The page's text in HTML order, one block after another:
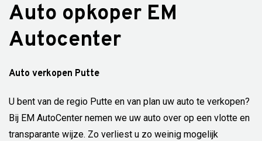
Auto opkoper EM
Autocenter
Auto verkopen Putte
U bent van de regio Putte en van plan uw auto te verkopen?
Bij EM AutoCenter nemen we uw auto over op een vlotte en
transparante wijze. Zo verliest u zo weinig mogelijk